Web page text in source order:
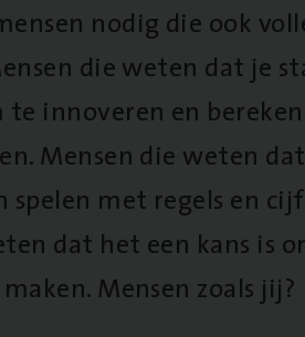
nodig die ook
die weten dat je
innoveren en
Mensen die weten
spelen met regels en
dat het een kans is
Mensen zoals jij?